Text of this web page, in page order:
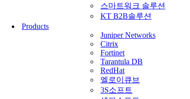
스마트워크 솔루션
KT B2B솔루션
Products
Juniper Networks
Citrix
Fortinet
Tarantula DB
RedHat
엘로이큐브
3S소프트